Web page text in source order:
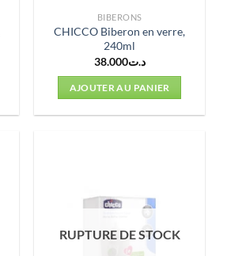
BIBERONS
CHICCO Biberon en verre,
240ml
د.ت38.000
AJOUTER AU PANIER
RUPTURE DE STOCK